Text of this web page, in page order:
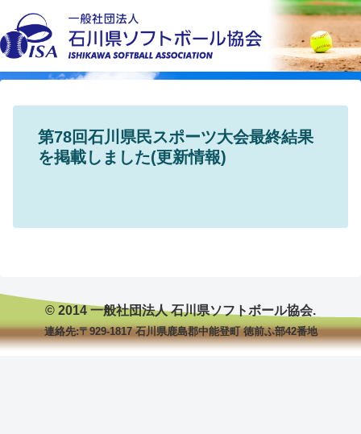
第78回石川県民スポーツ大会最終結果
を掲載しました(更新情報)
© 2014 一般社団法人 石川県ソフトボール協会.
連絡先:〒929-1817 石川県鹿島郡中能登町 徳前ふ部42番地